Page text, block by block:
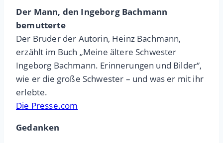
Der Mann, den Ingeborg Bachmann
bemutterte
Der Bruder der Autorin, Heinz Bachmann,
erzählt im Buch „Meine ältere Schwester
Ingeborg Bachmann. Erinnerungen und Bilder“,
wie er die große Schwester – und was er mit ihr
erlebte.
Die Presse.com
Gedanken